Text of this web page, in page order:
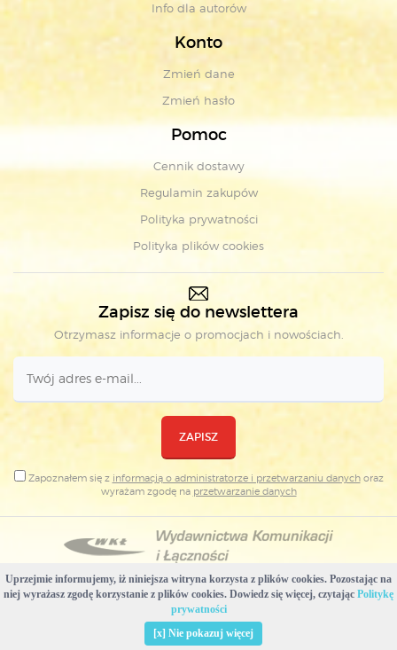
Info dla autorów
Konto
Zmień dane
Zmień hasło
Pomoc
Cennik dostawy
Regulamin zakupów
Polityka prywatności
Polityka plików cookies
Zapisz się do newslettera
Otrzymasz informacje o promocjach i nowościach.
ZAPISZ
Zapoznałem się z informacją o administratorze i przetwarzaniu danychoraz
wyrażam zgodę na przetwarzanie danych
Copyright © Wydawnictwa Komunikacji i Łączności
Projekt i realizacja: WKŁ & Plovedesign
Usuń pliki cookies stworzone przez tę witrynę
Uprzejmie informujemy, iż niniejsza witryna korzysta z plików cookies. Pozostając na
niej wyrażasz zgodę korzystanie z plików cookies. Dowiedz się więcej, czytając Politykę
prywatności
[x] Nie pokazuj więcej